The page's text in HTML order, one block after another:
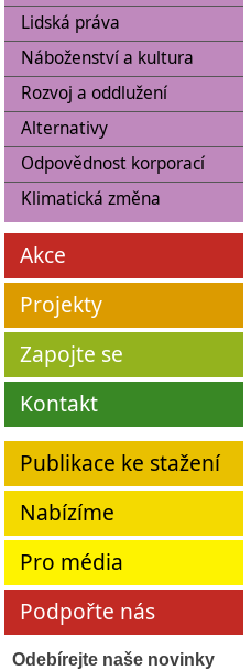
Lidská práva
Náboženství a kultura
Rozvoj a oddlužení
Alternativy
Odpovědnost korporací
Klimatická změna
Akce
Projekty
Zapojte se
Kontakt
Publikace ke stažení
Nabízíme
Pro média
Podpořte nás
Odebírejte naše novinky